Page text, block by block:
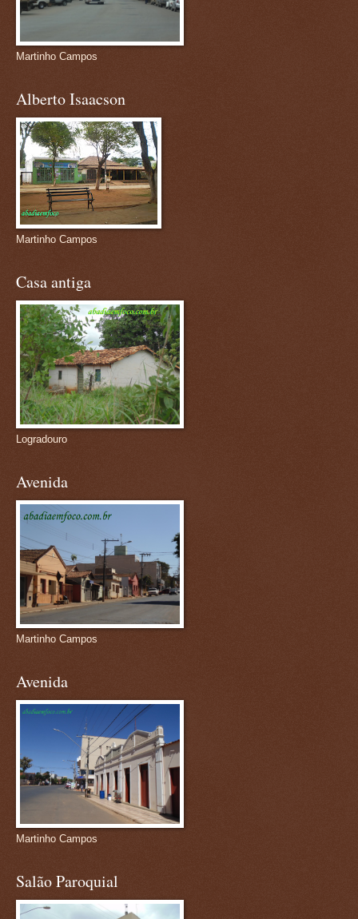
Martinho Campos
Alberto Isaacson
Martinho Campos
Casa antiga
Logradouro
Avenida
Martinho Campos
Avenida
Martinho Campos
Salão Paroquial